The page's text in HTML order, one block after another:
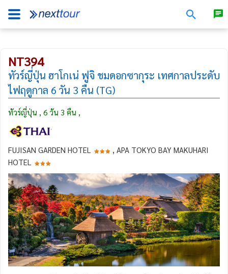
NT394
ทัวร์ญี่ปุ่น ฮาโกเน่ ฟูจิ ชมดอกซากุระ เทศกาลประดับ
ไฟฤดูกาล 6 วัน 3 คืน (TG)
ทัวร์ญี่ปุ่น , 6 วัน 3 คืน ,
FUJISAN GARDEN HOTEL
, APA TOKYO BAY MAKUHARI
HOTEL